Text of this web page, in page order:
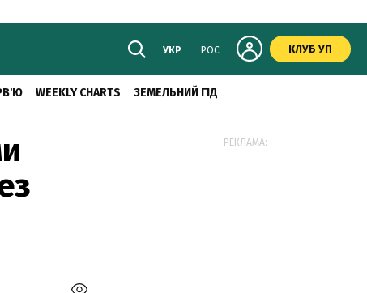
УКР РОС КЛУБ УП
WEEKLY CHARTS ЗЕМЕЛЬНИЙ ГІД
РЕКЛАМА: